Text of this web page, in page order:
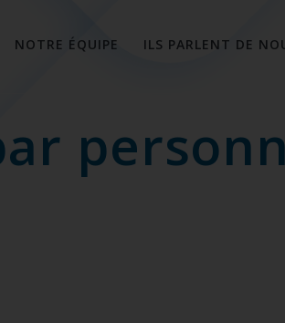
NOTRE ÉQUIPE ILS PARLENT DE